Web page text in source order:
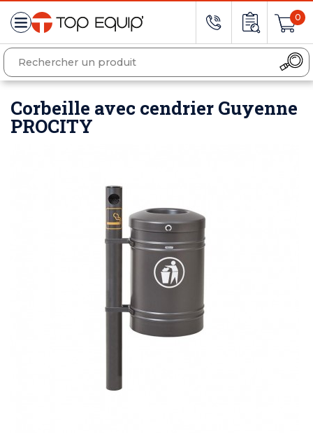
0
Corbeille avec cendrier Guyenne
PROCITY